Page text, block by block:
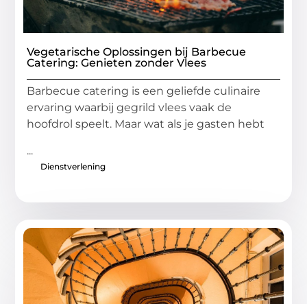
Vegetarische Oplossingen bij Barbecue
Catering: Genieten zonder Vlees
Barbecue catering is een geliefde culinaire
ervaring waarbij gegrild vlees vaak de
hoofdrol speelt. Maar wat als je gasten hebt
...
Dienstverlening